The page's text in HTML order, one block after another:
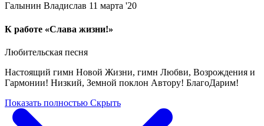
Галынин Владислав 11 марта '20
К работе «Слава жизни!»
Любительская песня
Настоящий гимн Новой Жизни, гимн Любви, Возрождения и
Гармонии! Низкий, Земной поклон Автору! БлагоДарим!
Показать полностью Скрыть